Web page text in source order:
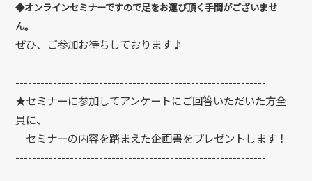
◆オンラインセミナーですので足をお運び頂く手間がございませ
ん。
ぜひ、ご参加お待ちしております♪
------------------------------------------------------------
★セミナーに参加してアンケートにご回答いただいた方全
員に、
セミナーの内容を踏まえた企画書をプレゼントします！
------------------------------------------------------------